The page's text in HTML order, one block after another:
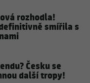
rozhodla!
smířila s
Česku se
další tropy!